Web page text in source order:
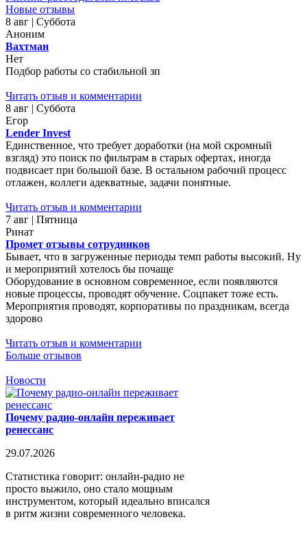
Новые отзывы
8 авг | Суббота
Аноним
Вахтман
Нет
Подбор работы со стабильной зп
Читать отзыв и комментарии
8 авг | Суббота
Егор
Lender Invest
Единственное, что требует доработки (на мой скромный
взгляд) это поиск по фильтрам в старых офертах, иногда
подвисает при большой базе. В остальном рабочий процесс
отлажен, коллеги адекватные, задачи понятные.
Читать отзыв и комментарии
7 авг | Пятница
Ринат
Промет отзывы сотрудников
Бывает, что в загруженные периоды темп работы высокий. Ну
и мероприятий хотелось бы почаще
Оборудование в основном современное, если появляются
новые процессы, проводят обучение. Соцпакет тоже есть.
Мероприятия проводят, корпоративы по праздникам, всегда
здорово
Читать отзыв и комментарии
Больше отзывов
Новости
Почему радио-онлайн переживает
ренессанс
29.07.2026
Статистика говорит: онлайн-радио не
просто выжило, оно стало мощным
инструментом, который идеально вписался
в ритм жизни современного человека.